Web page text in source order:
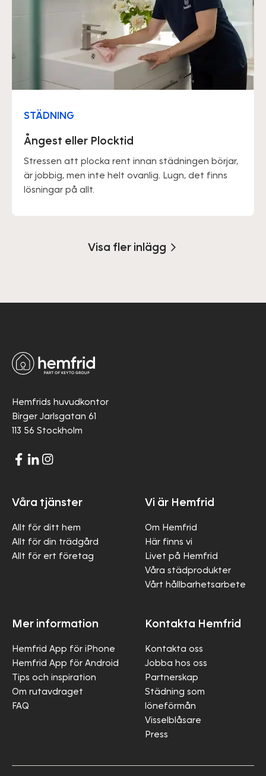
STÄDNING
Ångest eller Plocktid
Stressen att plocka rent innan städningen börjar,
är jobbig, men inte helt ovanlig. Lugn, det finns
lösningar på allt.
Visa fler inlägg
Hemfrids huvudkontor
Birger Jarlsgatan 61
113 56 Stockholm
Våra tjänster
Allt för ditt hem
Allt för din trädgård
Allt för ert företag
Vi är Hemfrid
Om Hemfrid
Här finns vi
Livet på Hemfrid
Våra städprodukter
Vårt hållbarhetsarbete
Mer information
Hemfrid App för iPhone
Hemfrid App för Android
Tips och inspiration
Om rutavdraget
FAQ
Kontakta Hemfrid
Kontakta oss
Jobba hos oss
Partnerskap
Städning som
löneförmån
Visselblåsare
Press